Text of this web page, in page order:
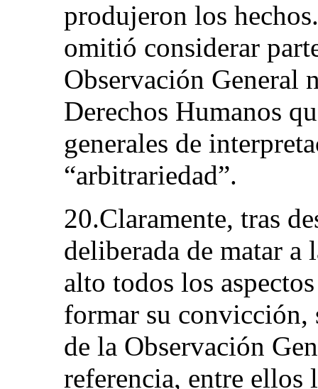
produjeron los
omitió considerar
Observación General
Derechos Humanos
generales de
“arbitrariedad”.
20.Claramente, tras
deliberada de matar a
alto todos los
formar su convicción,
de la Observación
referencia, entre ellos